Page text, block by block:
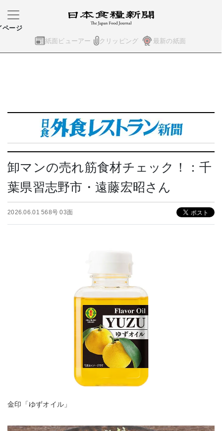
紙面ビューアー クリッピング 最新の紙面
ページ
卸マンの売れ筋食材チェック！：千
葉県習志野市・遠藤宏昭さん
2026.06.01 568号 03面
金印「ゆずオイル」